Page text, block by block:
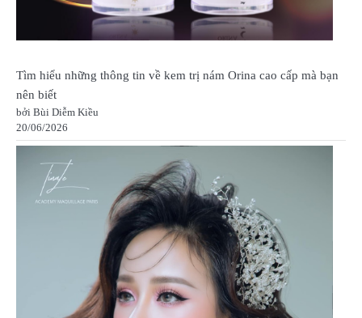
Tìm hiểu những thông tin về kem trị nám Orina cao cấp mà bạn
nên biết
bởi Bùi Diễm Kiều
20/06/2026